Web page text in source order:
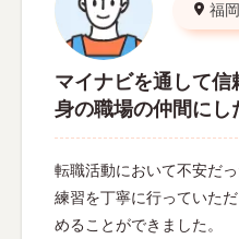
福
マイナビを通して信
身の職場の仲間にし
転職活動において不安だ
練習を丁寧に行っていた
めることができました。